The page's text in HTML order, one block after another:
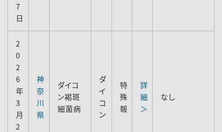
7
日
2
0
2
6
年
3
月
2
神
奈
川
県
ダイコ
ン褐斑
細菌病
ダ
イ
コ
ン
特
殊
報
詳
細
＞
なし